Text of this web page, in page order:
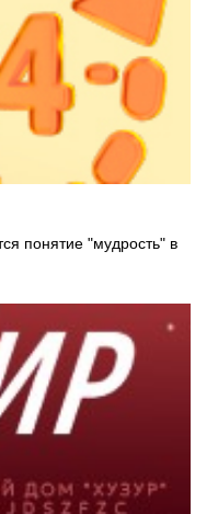
понятие "мудрость" в